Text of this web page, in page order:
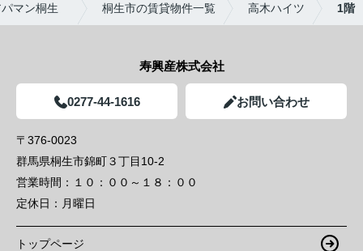
パマン桐生 桐生市の賃貸物件一覧 高木ハイツ 1階
寿興産株式会社
0277-44-1616 お問い合わせ
〒376-0023
群馬県桐生市錦町３丁目10-2
営業時間：
１０：００～１８：００
定休日： 月曜日
トップページ